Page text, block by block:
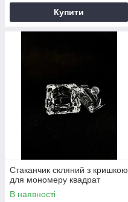
Купити
Стаканчик скляний з кришкою
для мономеру квадрат
В наявності